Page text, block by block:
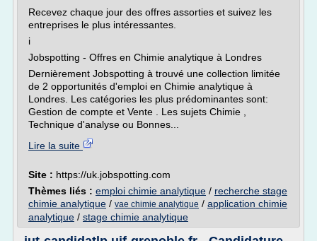
Recevez chaque jour des offres assorties et suivez les
entreprises le plus intéressantes.
i
Jobspotting - Offres en Chimie analytique à Londres
Dernièrement Jobspotting à trouvé une collection limitée
de 2 opportunités d'emploi en Chimie analytique à
Londres. Les catégories les plus prédominantes sont:
Gestion de compte et Vente . Les sujets Chimie ,
Technique d'analyse ou Bonnes...
Lire la suite
Site : https://uk.jobspotting.com
Thèmes liés : emploi chimie analytique / recherche stage
chimie analytique / vae chimie analytique / application chimie
analytique / stage chimie analytique